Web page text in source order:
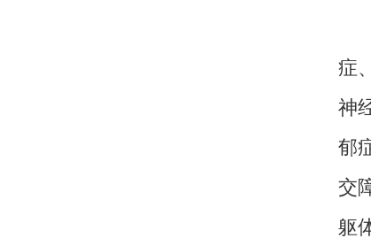
症
神
郁
交
躯